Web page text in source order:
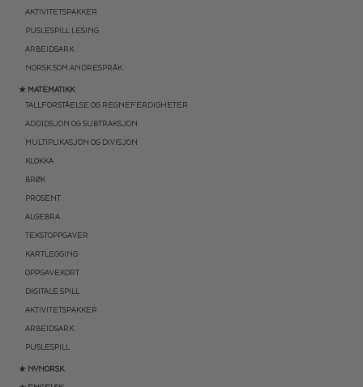
AKTIVITETSPAKKER
PUSLESPILL LESING
ARBEIDSARK
NORSK SOM ANDRESPRÅK
★ MATEMATIKK
TALLFORSTÅELSE OG REGNEFERDIGHETER
ADDIDSJON OG SUBTRAKSJON
MULTIPLIKASJON OG DIVISJON
KLOKKA
BRØK
PROSENT
ALGEBRA
TEKSTOPPGAVER
KARTLEGGING
OPPGAVEKORT
DIGITALE SPILL
AKTIVITETSPAKKER
ARBEIDSARK
PUSLESPILL
★ NYNORSK